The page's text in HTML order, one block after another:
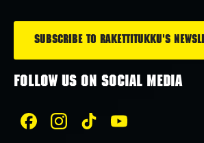
FOLLOW US ON SOCIAL MEDIA